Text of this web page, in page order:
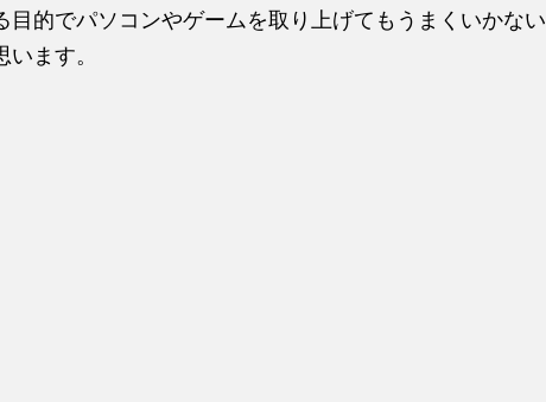
目的でパソコンやゲームを取り上げてもうまくいかない
ます。